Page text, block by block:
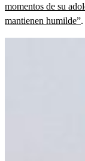
momentos de su
mantienen humilde”.